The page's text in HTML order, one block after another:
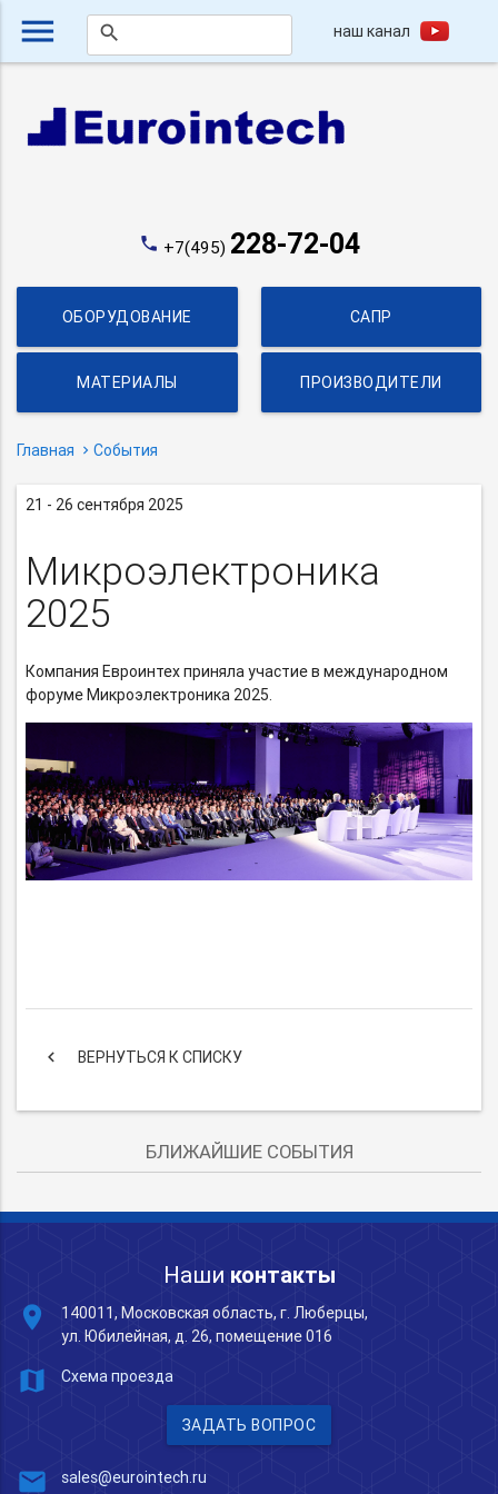
menu search наш канал
phone +7(495) 228-72-04
ОБОРУДОВАНИЕ САПР
МАТЕРИАЛЫ ПРОИЗВОДИТЕЛИ
Главная События
21 - 26 сентября 2025
Микроэлектроника
2025
Компания Евроинтех приняла участие в международном
форуме Микроэлектроника 2025.
keyboard_arrow_left ВЕРНУТЬСЯ К СПИСКУ
БЛИЖАЙШИЕ СОБЫТИЯ
Наши контакты
place
140011, Московская область, г. Люберцы,
ул. Юбилейная, д. 26, помещение 016
map Схема проезда
ЗАДАТЬ ВОПРОС
mail sales@eurointech.ru